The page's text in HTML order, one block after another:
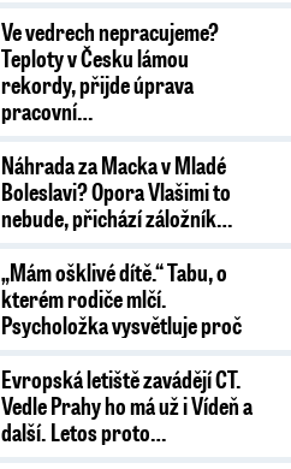
Ve vedrech nepracujeme?
Teploty v Česku lámou
rekordy, přijde úprava
pracovní…
Náhrada za Macka v Mladé
Boleslavi? Opora Vlašimi to
nebude, přichází záložník…
„Mám ošklivé dítě.“ Tabu, o
kterém rodiče mlčí.
Psycholožka vysvětluje proč
Evropská letiště zavádějí CT.
Vedle Prahy ho má už i Vídeň a
další. Letos proto…